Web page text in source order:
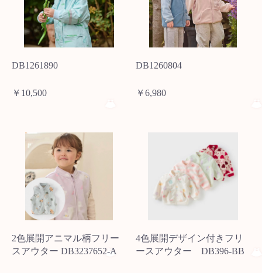
DB1261890
￥10,500
DB1260804
￥6,980
2色展開アニマル柄フリー
スアウター DB3237652-A
4色展開デザイン付きフリ
ースアウター DB396-BB